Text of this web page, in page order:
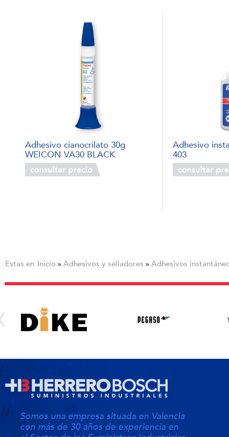
Adhesivo cianocrilato 30g
WEICON VA30 BLACK
Adhesivo
403
Estas en Inicio » Adhesivos y selladores » Adhesivos
Somos una empresa situada en Valencia
con más de 30 años de experiencia en